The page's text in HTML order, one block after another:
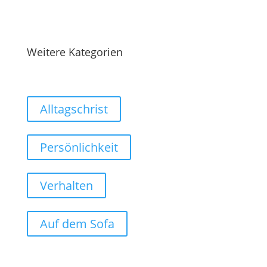
Weitere Kategorien
Alltagschrist
Persönlichkeit
Verhalten
Auf dem Sofa